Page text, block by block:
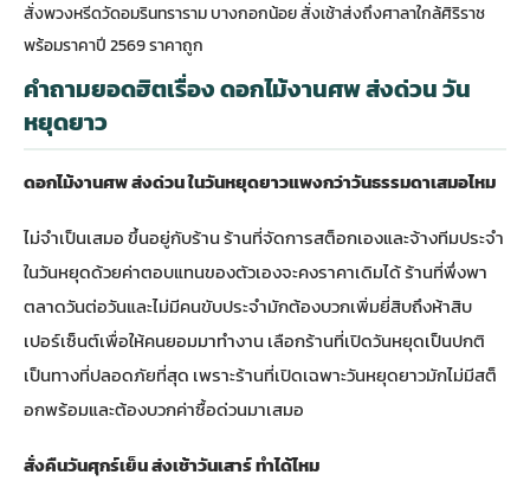
สั่งพวงหรีดวัดอมรินทราราม บางกอกน้อย สั่งเช้าส่งถึงศาลาใกล้ศิริราช
พร้อมราคาปี 2569 ราคาถูก
คำถามยอดฮิตเรื่อง ดอกไม้งานศพ ส่งด่วน วัน
หยุดยาว
ดอกไม้งานศพ ส่งด่วน ในวันหยุดยาวแพงกว่าวันธรรมดาเสมอไหม
ไม่จำเป็นเสมอ ขึ้นอยู่กับร้าน ร้านที่จัดการสต็อกเองและจ้างทีมประจำ
ในวันหยุดด้วยค่าตอบแทนของตัวเองจะคงราคาเดิมได้ ร้านที่พึ่งพา
ตลาดวันต่อวันและไม่มีคนขับประจำมักต้องบวกเพิ่มยี่สิบถึงห้าสิบ
เปอร์เซ็นต์เพื่อให้คนยอมมาทำงาน เลือกร้านที่เปิดวันหยุดเป็นปกติ
เป็นทางที่ปลอดภัยที่สุด เพราะร้านที่เปิดเฉพาะวันหยุดยาวมักไม่มีสต็
อกพร้อมและต้องบวกค่าซื้อด่วนมาเสมอ
สั่งคืนวันศุกร์เย็น ส่งเช้าวันเสาร์ ทำได้ไหม